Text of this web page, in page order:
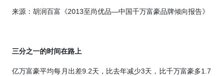
来源：胡润百富《2013至尚优品—中国千万富豪品牌倾向报告》
三分之一的时间在路上
亿万富豪平均每月出差9.2天，比去年减少3天，比千万富豪多1.7